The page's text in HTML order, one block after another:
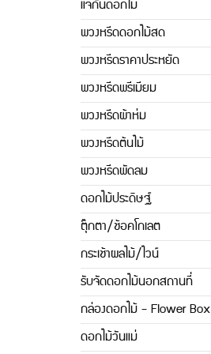
แจกันดอกไม้
พวงหรีดดอกไม้สด
พวงหรีดราคาประหยัด
พวงหรีดพรีเมียม
พวงหรีดผ้าห่ม
พวงหรีดต้นไม้
พวงหรีดพัดลม
ดอกไม้ประดิษฐ์
ตุ๊กตา/ช้อคโกเลต
กระเช้าผลไม้/ไวน์
รับจัดดอกไม้นอกสถานที่
กล่องดอกไม้ - Flower Box
ดอกไม้วันแม่